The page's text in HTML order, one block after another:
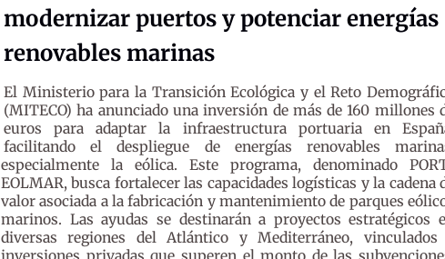
modernizar puertos y potenciar energías
renovables marinas
El Ministerio para la Transición Ecológica y el Reto
(MITECO) ha anunciado una inversión de más de 160 millones
euros para adaptar la infraestructura portuaria en
facilitando el despliegue de energías renovables
especialmente la eólica. Este programa, denominado
EOLMAR, busca fortalecer las capacidades logísticas y la cadena
valor asociada a la fabricación y mantenimiento de parques
marinos. Las ayudas se destinarán a proyectos estratégicos
diversas regiones del Atlántico y Mediterráneo, vinculados